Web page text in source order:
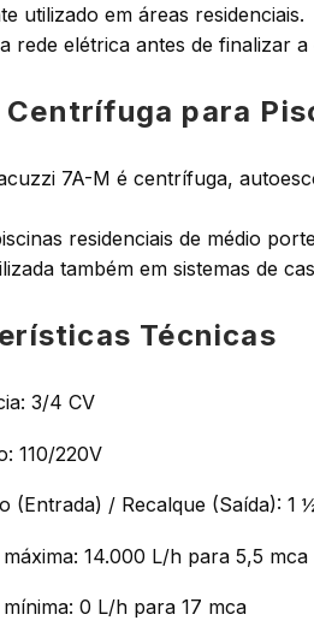
utilizado em áreas residenciais.
rede elétrica antes de finalizar
Centrífuga para
7A-M é centrífuga,
residenciais de médio
também em sistemas de
Técnicas
3/4 CV
110/220V
(Entrada) / Recalque (Saída): 1
14.000 L/h para 5,5 mca
0 L/h para 17 mca